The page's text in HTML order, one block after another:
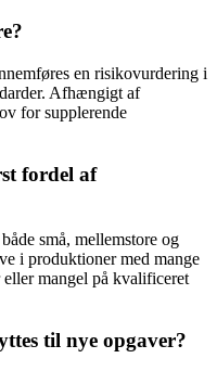
en risikovurdering i
Afhængigt af
for supplerende
fordel af
små, mellemstore og
i produktioner med mange
mangel på kvalificeret
til nye opgaver?